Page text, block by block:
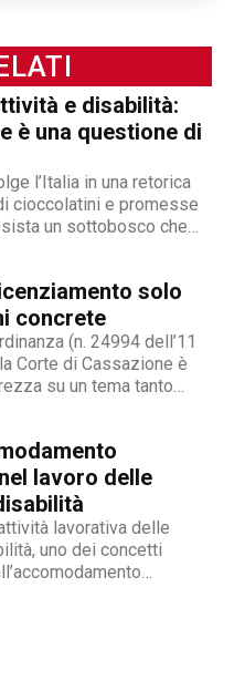
che gli
tra giornalismo,
radiofonico. La
sempre al servizio
delle fasce più
dall'irrefrenabile
sete di verità lo
dedizione al fact
online.
e disabilità:
è una questione di
l’Italia in una retorica
cioccolatini e promesse
un sottobosco che
né un dato di di fatto,
solo
concrete
(n. 24994 dell’11
Corte di Cassazione è
su un tema tanto
sopraggiunta disabilità,
lavoro delle
lavorativa delle
uno dei concetti